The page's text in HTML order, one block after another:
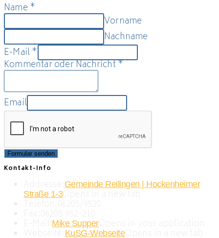
Name *
Vorname
Nachname
E-Mail*
Kommentar oder Nachricht*
Email
Formular senden
Kontakt-Info
Addresse:Gemeinde Reilingen | Hockenheimer
Straße 1-3Opens in a new tab
E-Mail:Mike SupperOpens in your application
Webseite:KuSG-WebseiteOpens in a new tab